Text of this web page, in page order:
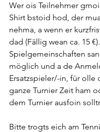
Wer ois Teilnehmer
Shirt bstoid hod, der
nehma, a wenn er
dad (Fällig wean ca. 15 €).
Spielgemeinschaften
möglich und a de
Ersatzspieler/-in, für olle
ganze Turnier Zeit ham
dem Turnier ausfoin
Bitte trogts eich am